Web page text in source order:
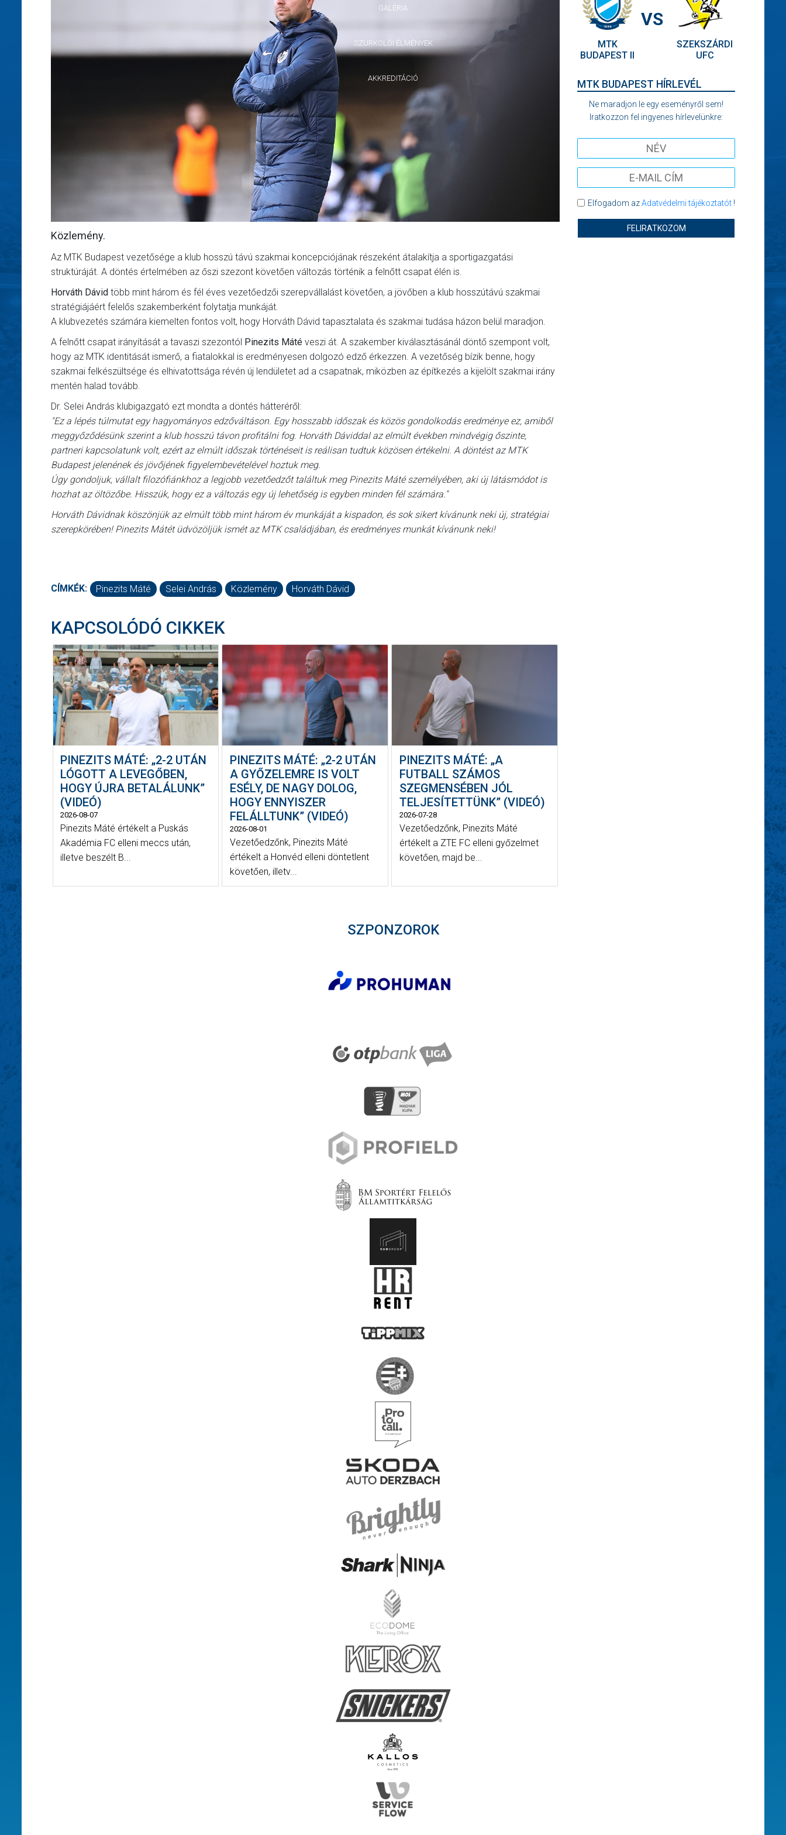
GALÉRIA
SZURKOLÓI ÉLMÉNYEK
AKKREDITÁCIÓ
Közlemény.
Az MTK Budapest vezetősége a klub hosszú távú szakmai koncepciójának részeként átalakítja a sportigazgatási
struktúráját. A döntés értelmében az őszi szezont követően változás történik a felnőtt csapat élén is.
Horváth Dávid több mint három és fél éves vezetőedzői szerepvállalást követően, a jövőben a klub hosszútávú szakmai
stratégiájáért felelős szakemberként folytatja munkáját.
A klubvezetés számára kiemelten fontos volt, hogy Horváth Dávid tapasztalata és szakmai tudása házon belül maradjon.
A felnőtt csapat irányítását a tavaszi szezontól Pinezits Máté veszi át. A szakember kiválasztásánál döntő szempont volt,
hogy az MTK identitását ismerő, a fiatalokkal is eredményesen dolgozó edző érkezzen. A vezetőség bízik benne, hogy
szakmai felkészültsége és elhivatottsága révén új lendületet ad a csapatnak, miközben az építkezés a kijelölt szakmai irány
mentén halad tovább.
Dr. Selei András klubigazgató ezt mondta a döntés hátteréről:
"Ez a lépés túlmutat egy hagyományos edzőváltáson. Egy hosszabb időszak és közös gondolkodás eredménye ez, amiből
meggyőződésünk szerint a klub hosszú távon profitálni fog. Horváth Dáviddal az elmúlt években mindvégig őszinte,
partneri kapcsolatunk volt, ezért az elmúlt időszak történéseit is reálisan tudtuk közösen értékelni. A döntést az MTK
Budapest jelenének és jövőjének figyelembevételével hoztuk meg.
Úgy gondoljuk, vállalt filozófiánkhoz a legjobb vezetőedzőt találtuk meg Pinezits Máté személyében, aki új látásmódot is
hozhat az öltözőbe. Hisszük, hogy ez a változás egy új lehetőség is egyben minden fél számára."
Horváth Dávidnak köszönjük az elmúlt több mint három év munkáját a kispadon, és sok sikert kívánunk neki új, stratégiai
szerepkörében! Pinezits Mátét üdvözöljük ismét az MTK családjában, és eredményes munkát kívánunk neki!
CÍMKÉK: Pinezits Máté Selei András Közlemény Horváth Dávid
KAPCSOLÓDÓ CIKKEK
PINEZITS MÁTÉ: „2-2 UTÁN
LÓGOTT A LEVEGŐBEN,
HOGY ÚJRA BETALÁLUNK”
(VIDEÓ)
2026-08-07
Pinezits Máté értékelt a Puskás
Akadémia FC elleni meccs után,
illetve beszélt B...
PINEZITS MÁTÉ: „2-2 UTÁN
A GYŐZELEMRE IS VOLT
ESÉLY, DE NAGY DOLOG,
HOGY ENNYISZER
FELÁLLTUNK” (VIDEÓ)
2026-08-01
Vezetőedzőnk, Pinezits Máté
értékelt a Honvéd elleni döntetlent
követően, illetv...
PINEZITS MÁTÉ: „A
FUTBALL SZÁMOS
SZEGMENSÉBEN JÓL
TELJESÍTETTÜNK” (VIDEÓ)
2026-07-28
Vezetőedzőnk, Pinezits Máté
értékelt a ZTE FC elleni győzelmet
követően, majd be...
MTK
BUDAPEST II
VS
SZEKSZÁRDI
UFC
MTK BUDAPEST HÍRLEVÉL
Ne maradjon le egy eseményről sem!
Iratkozzon fel ingyenes hírlevelünkre:
Elfogadom azAdatvédelmi tájékoztatót!
FELIRATKOZOM
SZPONZOROK